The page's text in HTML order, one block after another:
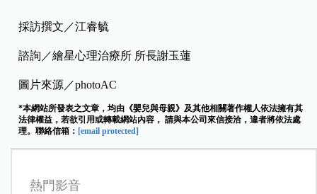
採訪撰文／江睿毓
諮詢／繪星心理治療所 所長謝玉蓮
圖片來源／photoAC
*本網站所發表之文章，均由《嬰兒與母親》及其他相關著作權人依法擁有其
法律權益，若欲引用或轉載網站內容， 請與本公司來信接洽，違者將依法處
理。聯絡信箱： [email protected]
熱門影音